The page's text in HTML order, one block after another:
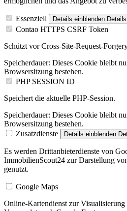
Essenziell Details einblenden
Contao HTTPS CSRF Token
Schützt vor Cross-Site-Request-
Speicherdauer: Dieses Cookie bleibt
Browsersitzung bestehen.
PHP SESSION ID
Speichert die aktuelle PHP-Session.
Speicherdauer: Dieses Cookie bleibt
Browsersitzung bestehen.
Zusatzdienste
Details einblenden
Es werden Drittanbieterdienste von
ImmobilienScout24 zur Darstellung
genutzt.
Google Maps
Online-Kartendienst zur Visualisierung